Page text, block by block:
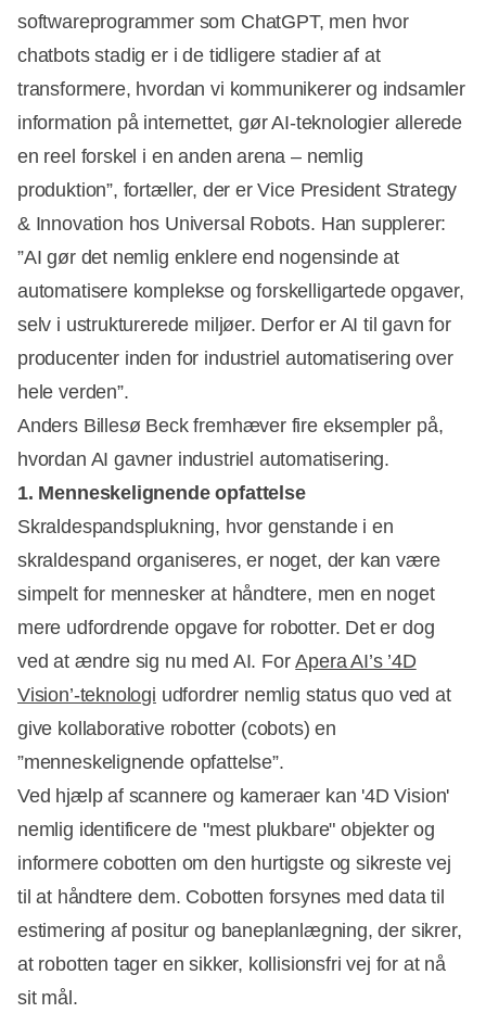
softwareprogrammer som ChatGPT, men hvor
chatbots stadig er i de tidligere stadier af at
transformere, hvordan vi kommunikerer og indsamler
information på internettet, gør AI-teknologier allerede
en reel forskel i en anden arena – nemlig
produktion”, fortæller, der er Vice President Strategy
& Innovation hos Universal Robots. Han supplerer:
”AI gør det nemlig enklere end nogensinde at
automatisere komplekse og forskelligartede opgaver,
selv i ustrukturerede miljøer. Derfor er AI til gavn for
producenter inden for industriel automatisering over
hele verden”.
Anders Billesø Beck fremhæver fire eksempler på,
hvordan AI gavner industriel automatisering.
1. Menneskelignende opfattelse
Skraldespandsplukning, hvor genstande i en
skraldespand organiseres, er noget, der kan være
simpelt for mennesker at håndtere, men en noget
mere udfordrende opgave for robotter. Det er dog
ved at ændre sig nu med AI. ForApera AI’s ’4D
Vision’-teknologi udfordrer nemlig status quo ved at
give kollaborative robotter (cobots) en
”menneskelignende opfattelse”.
Ved hjælp af scannere og kameraer kan '4D Vision'
nemlig identificere de "mest plukbare" objekter og
informere cobotten om den hurtigste og sikreste vej
til at håndtere dem. Cobotten forsynes med data til
estimering af positur og baneplanlægning, der sikrer,
at robotten tager en sikker, kollisionsfri vej for at nå
sit mål.